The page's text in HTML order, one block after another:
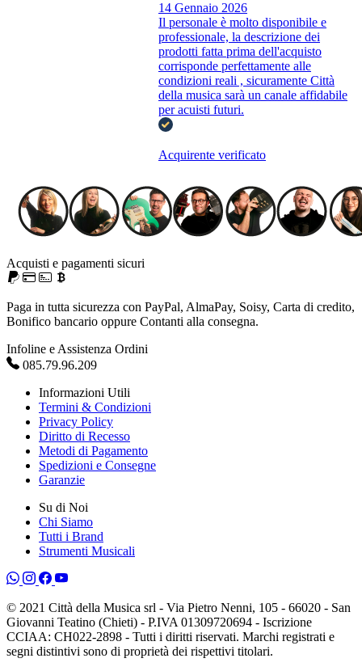
14 Gennaio 2026
Il personale è molto disponibile e
professionale, la descrizione dei
prodotti fatta prima dell'acquisto
corrisponde perfettamente alle
condizioni reali , sicuramente Città
della musica sarà un canale affidabile
per acuisti futuri.
Acquirente verificato
Acquisti e pagamenti sicuri
Paga in tutta sicurezza con PayPal, AlmaPay, Soisy, Carta di credito,
Bonifico bancario oppure Contanti alla consegna.
Infoline e Assistenza Ordini
085.79.96.209
Informazioni Utili
Termini & Condizioni
Privacy Policy
Diritto di Recesso
Metodi di Pagamento
Spedizioni e Consegne
Garanzie
Su di Noi
Chi Siamo
Tutti i Brand
Strumenti Musicali
© 2021 Città della Musica srl - Via Pietro Nenni, 105 - 66020 - San
Giovanni Teatino (Chieti) - P.IVA 01309720694 - Iscrizione
CCIAA: CH022-2898 - Tutti i diritti riservati. Marchi registrati e
segni distintivi sono di proprietà dei rispettivi titolari.